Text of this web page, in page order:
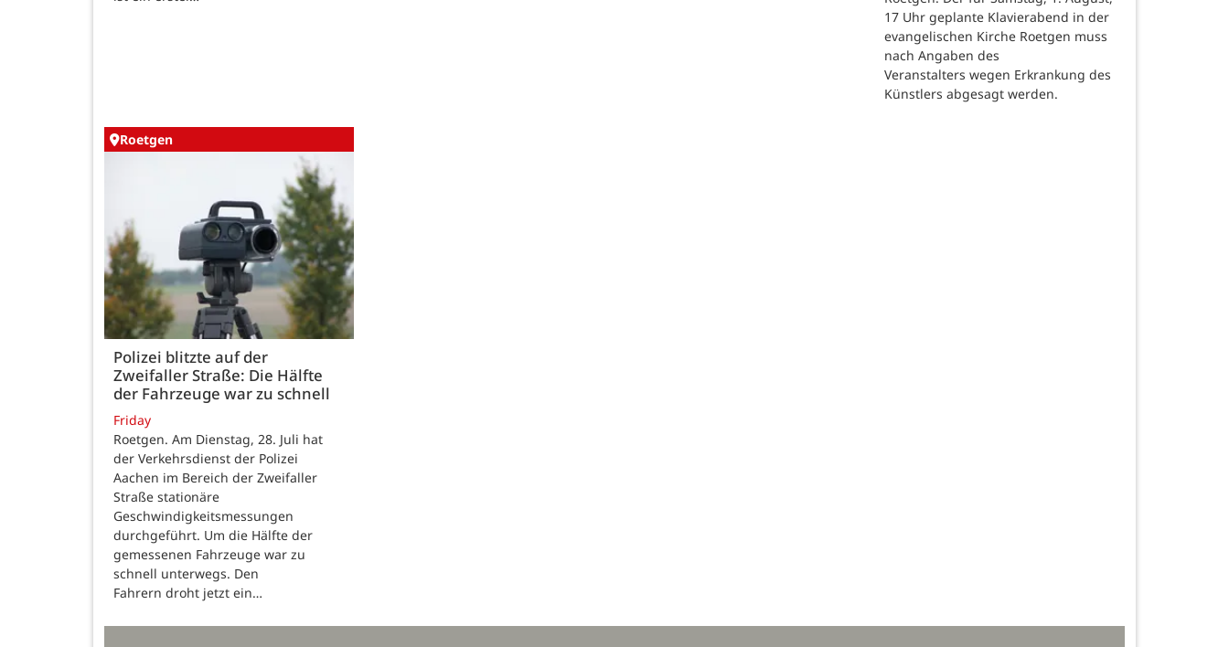
17 Uhr geplante Klavierabend in der
evangelischen Kirche Roetgen muss
nach Angaben des
Veranstalters wegen Erkrankung des
Künstlers abgesagt werden.
Roetgen
Polizei blitzte auf der
Zweifaller Straße: Die Hälfte
der Fahrzeuge war zu schnell
Friday
Roetgen. Am Dienstag, 28. Juli hat
der Verkehrsdienst der Polizei
Aachen im Bereich der Zweifaller
Straße stationäre
Geschwindigkeitsmessungen
durchgeführt. Um die Hälfte der
gemessenen Fahrzeuge war zu
schnell unterwegs. Den
Fahrern droht jetzt ein…